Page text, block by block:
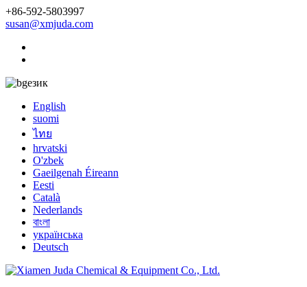
+86-592-5803997
susan@xmjuda.com
език
English
suomi
ไทย
hrvatski
O'zbek
Gaeilgenah Éireann
Eesti
Català
Nederlands
বাংলা
українська
Deutsch